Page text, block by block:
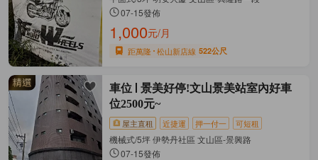
07-15發佈
1,000元/月
距萬隆 松山新店線 522公尺
車位
景美好停!文山景美站室內好車
位2500元~
屋主直租 近捷運 押一付一 可短租
機械式/5坪 伊勢丹社區 文山區-景興路
07-15發佈